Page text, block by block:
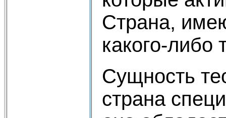
Страна,
какого-либо
Сущность
страна